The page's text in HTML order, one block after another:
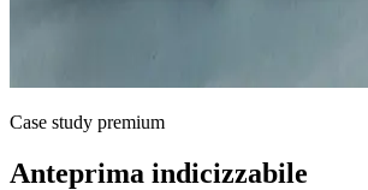
Case study premium
Anteprima indicizzabile